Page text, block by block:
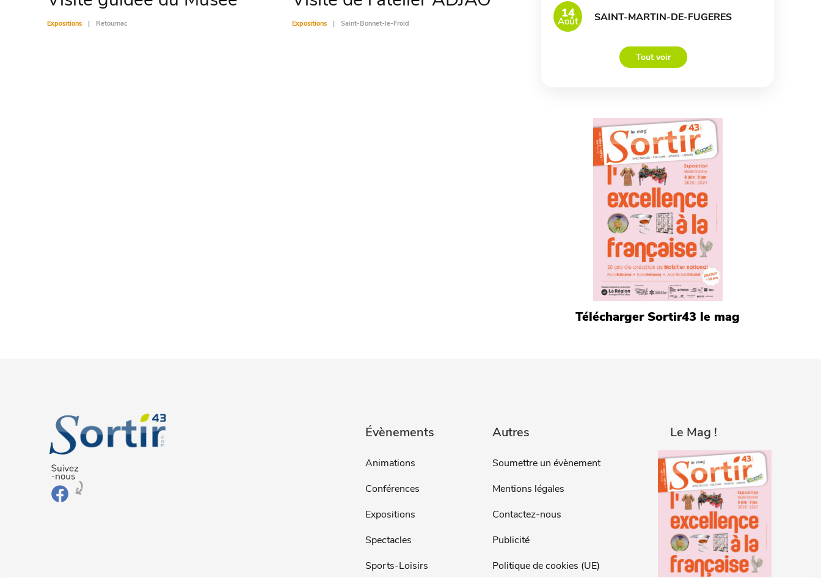
Expositions Retournac Expositions Saint-Bonnet-le-Froid
14
Août SAINT-MARTIN-DE-FUGERES
Tout voir
Télécharger Sortir43 le mag
Évènements
Animations
Conférences
Expositions
Spectacles
Sports-Loisirs
Autres
Soumettre un évènement
Mentions légales
Contactez-nous
Publicité
Politique de cookies (UE)
Le Mag !